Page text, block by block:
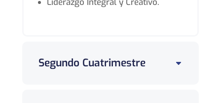
Liderazgo Integral y Creativo.
Segundo Cuatrimestre